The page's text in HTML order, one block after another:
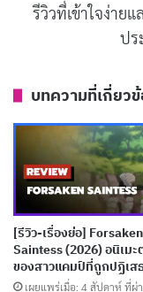
ไม่ถูกเปิดเผยในต
เหตุการณ์เดียวกัน
รีวิวที่เข้าใจง่าย
ปร
บทความที่เกี่ยว
[รีวิว-เรื่องย่อ] Forsaken
Saintess (2026) อนิเมะ
ของสาวแคมป์ที่ถูกปฏิเส
เผยแพร่เมื่อ: 4 สัปดาห์ ที่ผ่